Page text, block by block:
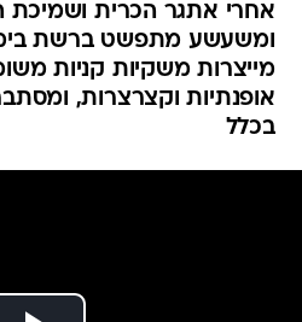
אחרי אתגר הכרית ושמיכת
ומשעשע מתפשט ברשת
מייצרות משקיות קניות
אופנתיות וקצרצרות,
בכלל